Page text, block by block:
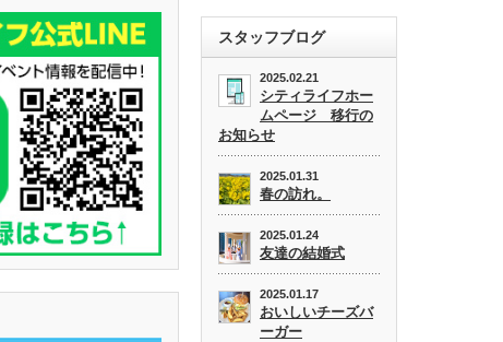
スタッフブログ
2025.02.21
シティライフホー
ムページ 移行の
お知らせ
2025.01.31
春の訪れ。
2025.01.24
友達の結婚式
2025.01.17
おいしいチーズバ
ーガー